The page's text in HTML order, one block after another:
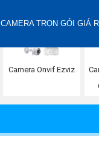
CAMERA TRỌN GÓI GIÁ
Camera Onvif Ezviz